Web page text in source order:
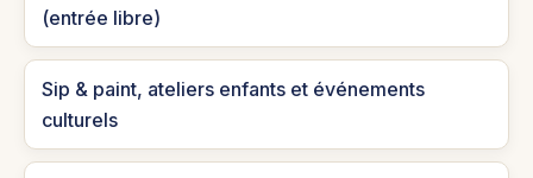
(entrée libre)
Sip & paint, ateliers enfants et événements
culturels